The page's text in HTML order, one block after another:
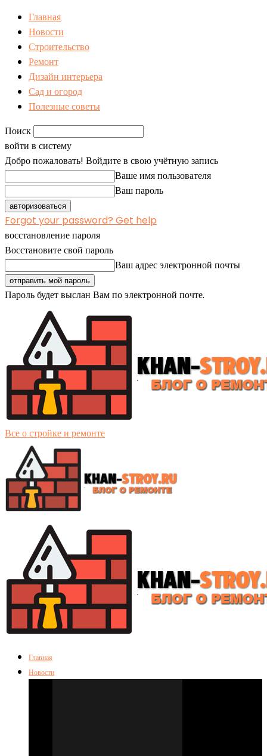
Главная
Новости
Строительство
Ремонт
Дизайн интерьера
Сад и огород
Полезные советы
Поиск
войти в систему
Добро пожаловать! Войдите в свою учётную запись
Ваше имя пользователя
Ваш пароль
Forgot your password? Get help
восстановление пароля
Восстановите свой пароль
Ваш адрес электронной почты
Пароль будет выслан Вам по электронной почте.
Все о стройке и ремонте
Главная
Новости